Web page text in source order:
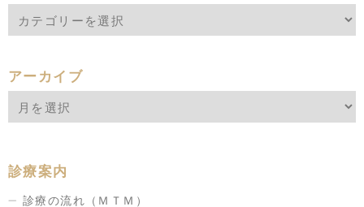
アーカイブ
診療案内
診療の流れ（ＭＴＭ）